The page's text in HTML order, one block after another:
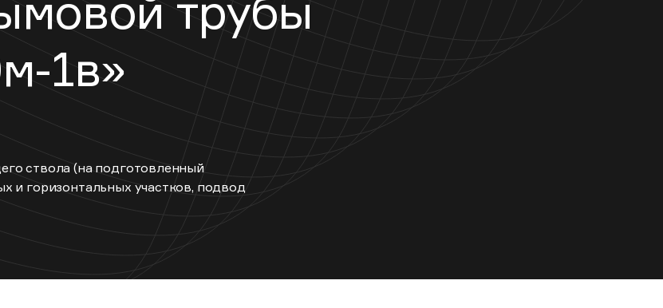
1в»
ствола (на подготовленный
и горизонтальных участков, подвод